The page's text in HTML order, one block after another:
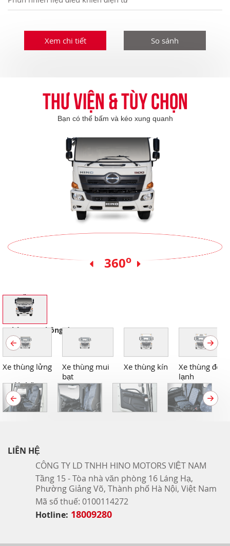
Xem chi tiết So sánh
Thư viện & tùy chọn
Bạn có thể bấm và kéo xung quanh
360o
Xe nền
Thùng xe thông dụng
Xe thùng lửng
Xe thùng mui
bạt
Xe thùng kín
Xe thùng đông
lạnh
Nội thất
LIÊN HỆ
CÔNG TY LD TNHH HINO MOTORS VIỆT NAM
Tầng 15 - Tòa nhà văn phòng 16 Láng Hạ,
Phường Giảng Võ, Thành phố Hà Nội, Việt Nam
Mã số thuế: 0100114272
Hotline: 18009280